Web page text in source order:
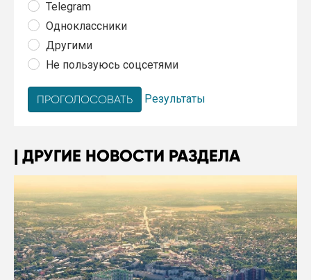
Telegram
Одноклассники
Другими
Не пользуюсь соцсетями
Результаты
ДРУГИЕ НОВОСТИ РАЗДЕЛА